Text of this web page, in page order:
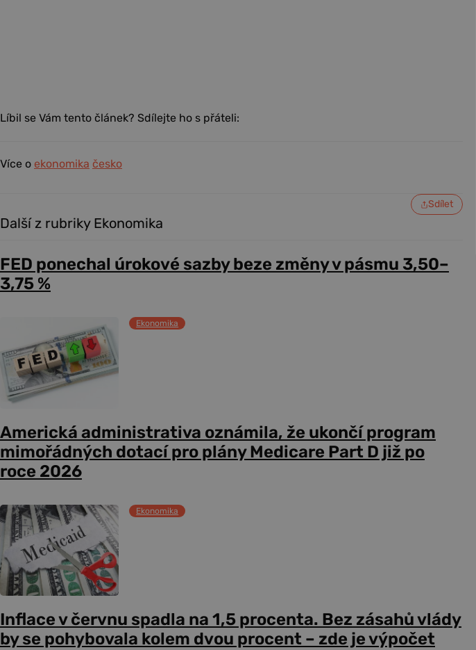
Líbil se Vám tento článek? Sdílejte ho s přáteli:
Více o ekonomika česko
Sdílet
Další z rubriky Ekonomika
FED ponechal úrokové sazby beze změny v pásmu 3,50–
3,75 %
Ekonomika
Americká administrativa oznámila, že ukončí program
mimořádných dotací pro plány Medicare Part D již po
roce 2026
Ekonomika
Inflace v červnu spadla na 1,5 procenta. Bez zásahů vlády
by se pohybovala kolem dvou procent – zde je výpočet